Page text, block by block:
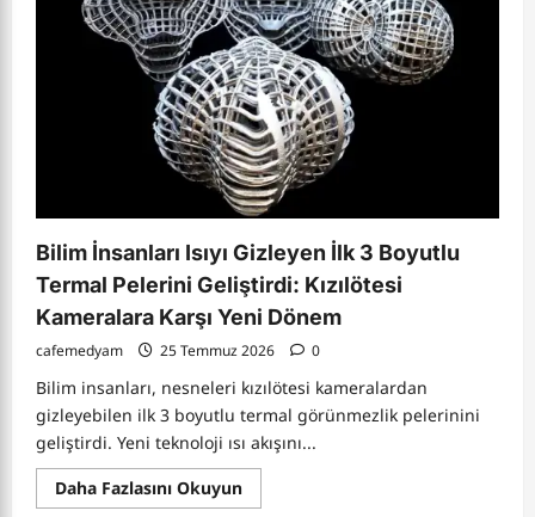
Tercihleri
ve
Ailelerin
Zor
Kararları
Bilim İnsanları Isıyı Gizleyen İlk 3 Boyutlu
Termal Pelerini Geliştirdi: Kızılötesi
Kameralara Karşı Yeni Dönem
cafemedyam 25 Temmuz 2026 0
Bilim insanları, nesneleri kızılötesi kameralardan
gizleyebilen ilk 3 boyutlu termal görünmezlik pelerinini
geliştirdi. Yeni teknoloji ısı akışını...
Daha Fazlasını OkuyunRead
more